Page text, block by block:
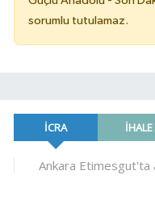
sorumlu tutulamaz.